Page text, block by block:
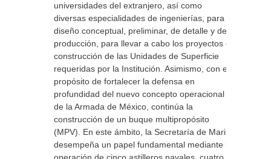
universidades del extranjero, así como
diversas especialidades de ingenierías, para el
diseño conceptual, preliminar, de detalle y de
producción, para llevar a cabo los proyectos de
construcción de las Unidades de Superficie
requeridas por la Institución. Asimismo, con el
propósito de fortalecer la defensa en
profundidad del nuevo concepto operacional
de la Armada de México, continúa la
construcción de un buque multipropósito
(MPV). En este ámbito, la Secretaría de Marina
desempeña un papel fundamental mediante la